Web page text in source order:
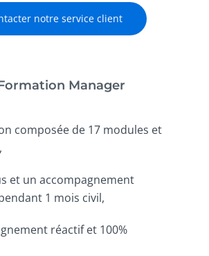
notre service client
Manager
composée de 17 modules et
et un accompagnement
1 mois civil,
réactif et 100%